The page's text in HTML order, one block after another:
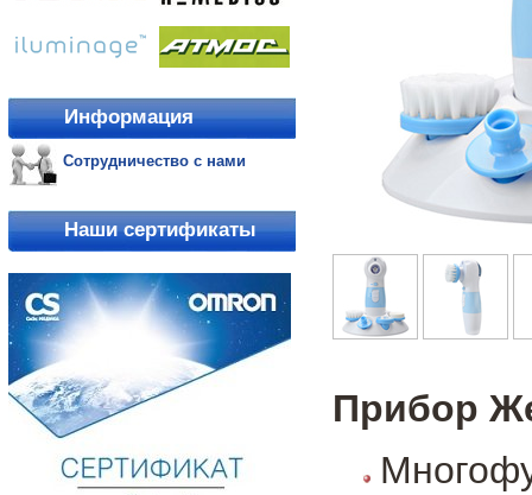
Информация
Сотрудничество с нами
Наши сертификаты
Прибор